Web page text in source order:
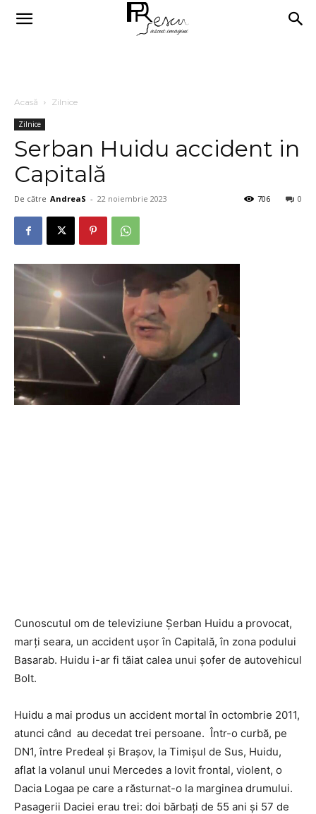
Acasă Zilnice
Zilnice
Serban Huidu accident in
Capitală
De către AndreaS - 22 noiembrie 2023 0
706
Cunoscutul om de televiziune Șerban Huidu a provocat,
marți seara, un accident ușor în Capitală, în zona podului
Basarab. Huidu i-ar fi tăiat calea unui șofer de autovehicul
Bolt.
Huidu a mai produs un accident mortal în octombrie 2011,
atunci când au decedat trei persoane. Într-o curbă, pe
DN1, între Predeal şi Braşov, la Timişul de Sus, Huidu,
aflat la volanul unui Mercedes a lovit frontal, violent, o
Dacia Logaa pe care a răsturnat-o la marginea drumului.
Pasagerii Daciei erau trei: doi bărbați de 55 ani și 57 de